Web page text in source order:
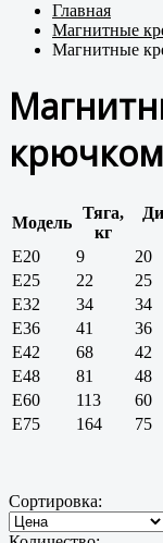
Главная
Магнитные
Магнитные
крючком
Модель
Тяга,
кг
E20
9 20
E25
22 25
E32
34 34
E36
41 36
E42
68 42
E48
81 48
E60
113 60
E75
164 75
Сортировка: